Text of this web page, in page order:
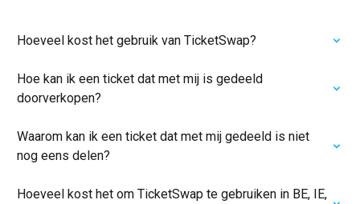
Hoeveel kost het gebruik van TicketSwap?
Hoe kan ik een ticket dat met mij is gedeeld
doorverkopen?
Waarom kan ik een ticket dat met mij gedeeld is niet
nog eens delen?
Hoeveel kost het om TicketSwap te gebruiken in BE, IE,